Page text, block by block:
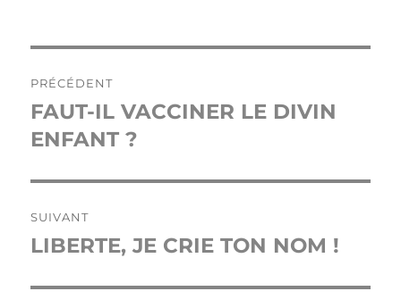
de
l’article
PRÉCÉDENT
Publication
précédente :
FAUT-IL VACCINER LE DIVIN
ENFANT ?
SUIVANT
Publication
LIBERTE, JE CRIE TON NOM !